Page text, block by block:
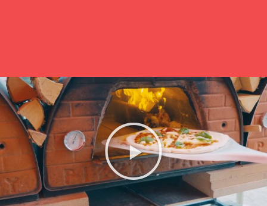
M/S SUVI-TUULI RISTEILYT